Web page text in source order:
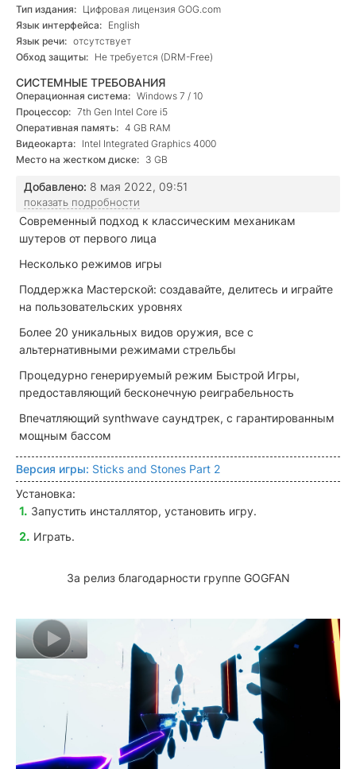
Тип издания: Цифровая лицензия GOG.com
Язык интерфейса: English
Язык речи: отсутствует
Обход защиты: Не требуется (DRM-Free)
СИСТЕМНЫЕ ТРЕБОВАНИЯ
Операционная система: Windows 7 / 10
Процессор: 7th Gen Intel Core i5
Оперативная память: 4 GB RAM
Видеокарта: Intel Integrated Graphics 4000
Место на жестком диске: 3 GB
Добавлено: 8 мая 2022, 09:51
показать подробности
Современный подход к классическим механикам
шутеров от первого лица
Несколько режимов игры
Поддержка Мастерской: создавайте, делитесь и играйте
на пользовательских уровнях
Более 20 уникальных видов оружия, все с
альтернативными режимами стрельбы
Процедурно генерируемый режим Быстрой Игры,
предоставляющий бесконечную реиграбельность
Впечатляющий synthwave саундтрек, с гарантированным
мощным бассом
Версия игры: Sticks and Stones Part 2
Установка:
Запустить инсталлятор, установить игру.
Играть.
За релиз благодарности группе GOGFAN